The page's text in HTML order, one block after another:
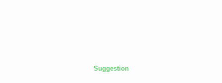
Suggestion